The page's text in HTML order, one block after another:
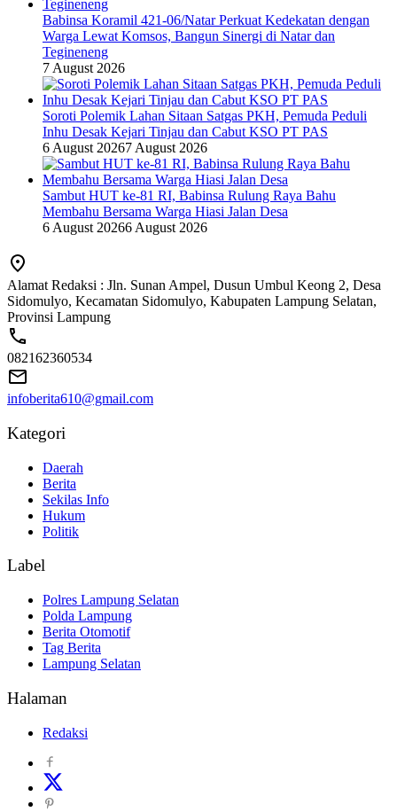
Babinsa Koramil 421-06/Natar Perkuat Kedekatan dengan
Warga Lewat Komsos, Bangun Sinergi di Natar dan
Tegineneng
7 August 2026
Soroti Polemik Lahan Sitaan Satgas PKH, Pemuda Peduli
Inhu Desak Kejari Tinjau dan Cabut KSO PT PAS
6 August 20267 August 2026
Sambut HUT ke-81 RI, Babinsa Rulung Raya Bahu
Membahu Bersama Warga Hiasi Jalan Desa
6 August 20266 August 2026
Alamat Redaksi : Jln. Sunan Ampel, Dusun Umbul Keong 2, Desa
Sidomulyo, Kecamatan Sidomulyo, Kabupaten Lampung Selatan,
Provinsi Lampung
082162360534
infoberita610@gmail.com
Kategori
Daerah
Berita
Sekilas Info
Hukum
Politik
Label
Polres Lampung Selatan
Polda Lampung
Berita Otomotif
Tag Berita
Lampung Selatan
Halaman
Redaksi